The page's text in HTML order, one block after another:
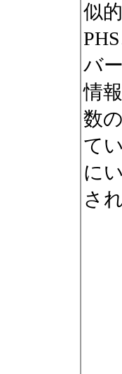
似
バ
情
数
て
に
さ